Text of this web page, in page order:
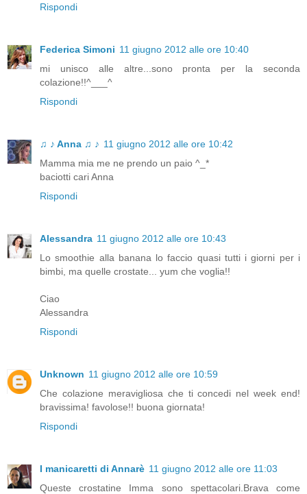
Rispondi
Federica Simoni 11 giugno 2012 alle ore 10:40
mi unisco alle altre...sono pronta per la seconda
colazione!!^___^
Rispondi
♫ ♪ Anna ♫ ♪ 11 giugno 2012 alle ore 10:42
Mamma mia me ne prendo un paio ^_*
baciotti cari Anna
Rispondi
Alessandra 11 giugno 2012 alle ore 10:43
Lo smoothie alla banana lo faccio quasi tutti i giorni per i
bimbi, ma quelle crostate... yum che voglia!!
Ciao
Alessandra
Rispondi
Unknown 11 giugno 2012 alle ore 10:59
Che colazione meravigliosa che ti concedi nel week end!
bravissima! favolose!! buona giornata!
Rispondi
I manicaretti di Annarè 11 giugno 2012 alle ore 11:03
Queste crostatine Imma sono spettacolari.Brava come